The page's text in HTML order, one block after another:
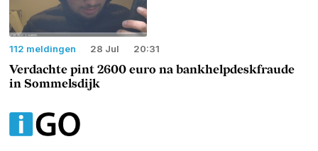
112 meldingen 28 Jul 20:31
Verdachte pint 2600 euro na bankhelpdeskfraude
in Sommelsdijk